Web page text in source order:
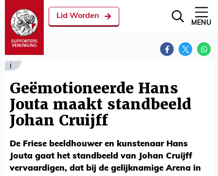
Lid Worden
MENU
[
Geëmotioneerde Hans
Jouta maakt standbeeld
Johan Cruijff
De Friese beeldhouwer en kunstenaar Hans
Jouta gaat het standbeeld van Johan Cruijff
vervaardigen, dat bij de gelijknamige Arena in